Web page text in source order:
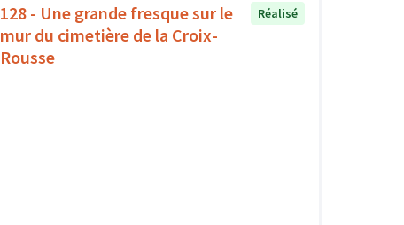
128 - Une grande fresque sur le
mur du cimetière de la Croix-
Rousse
Réalisé